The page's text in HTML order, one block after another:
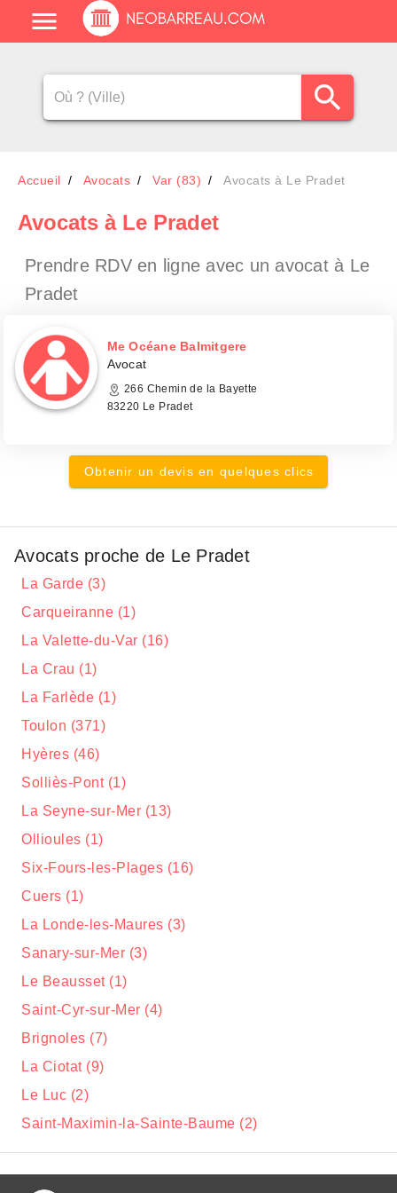
Accueil Avocats Var (83) Avocats à Le Pradet
Avocats à Le Pradet
Prendre RDV en ligne avec un avocat à Le
Pradet
Me Océane Balmitgere
Avocat
266 Chemin de la Bayette
83220 Le Pradet
Obtenir un devis en quelques clics
Avocats proche de Le Pradet
La Garde (3)
Carqueiranne (1)
La Valette-du-Var (16)
La Crau (1)
La Farlède (1)
Toulon (371)
Hyères (46)
Solliès-Pont (1)
La Seyne-sur-Mer (13)
Ollioules (1)
Six-Fours-les-Plages (16)
Cuers (1)
La Londe-les-Maures (3)
Sanary-sur-Mer (3)
Le Beausset (1)
Saint-Cyr-sur-Mer (4)
Brignoles (7)
La Ciotat (9)
Le Luc (2)
Saint-Maximin-la-Sainte-Baume (2)